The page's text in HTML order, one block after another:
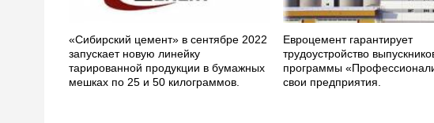
«Сибирский цемент» в сентябре 2022
запускает новую линейку
тарированной продукции в бумажных
мешках по 25 и 50 килограммов.
Евроцемент гарантирует
трудоустройство
программы
свои предприятия.